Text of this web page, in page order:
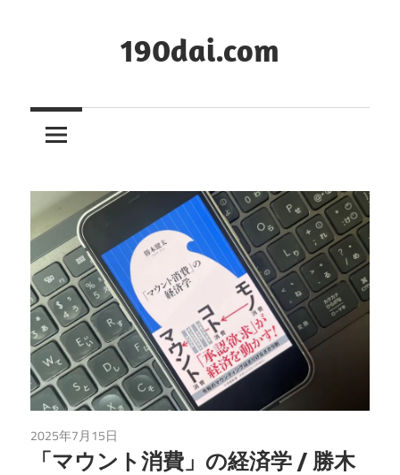
ツ
キ
ッ
プ
190dai.com
2025年7月15日
「マウント消費」の経済学 / 勝木